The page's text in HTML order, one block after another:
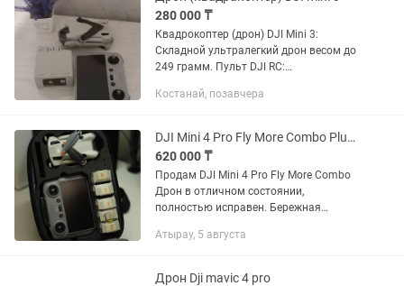
280 000 ₸
Квадрокоптер (дрон) DJI Mini 3:
Складной ультралегкий дрон весом до
249 грамм. Пульт DJI RC:
встроенным FHD-дисплеем,
подключать смартфон...
Костанай, позавчера
DJI Mini 4 Pro Fly More Combo Plus (DJI RC 2)
620 000 ₸
Продам DJI Mini 4 Pro Fly More Combo
Дрон в отличном состоянии,
полностью исправен. Бережная
дополнительных вложений.
DJI RC...
Атырау, 5 августа
Дрон Dji mavic 4 pro